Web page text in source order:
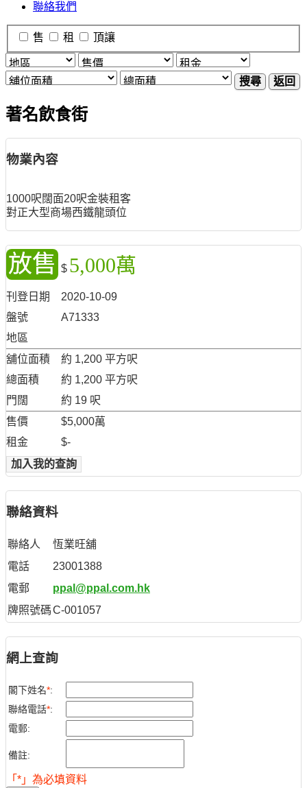
聯絡我們
售 租 頂讓
搜尋 返回
著名飲食街
物業內容
1000呎闊面20呎金裝租客
對正大型商場西鐵龍頭位
放售 $ 5,000萬
刊登日期
2020-10-09
盤號
A71333
地區
舖位面積
約 1,200 平方呎
總面積
約 1,200 平方呎
門闊
約 19 呎
售價
$5,000萬
租金
$-
加入我的查詢
聯絡資料
聯絡人
恆業旺舖
電話
23001388
電郵
ppal@ppal.com.hk
牌照號碼C-001057
網上查詢
閣下姓名*:
聯絡電話*:
電郵:
備註:
「*」為必填資料